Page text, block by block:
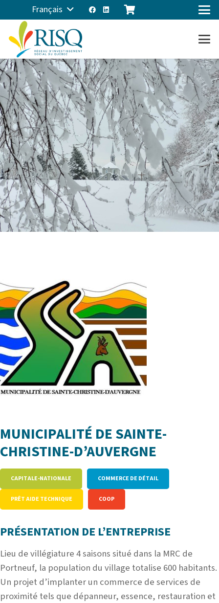
Français
MUNICIPALITÉ DE SAINTE-
CHRISTINE-D’AUVERGNE
CAPITALE-NATIONALE COMMERCE DE DÉTAIL
PRÊT AIDE TECHNIQUE COOP
PRÉSENTATION DE L’ENTREPRISE
Lieu de villégiature 4 saisons situé dans la MRC de
Portneuf, la population du village totalise 600 habitants.
Un projet d’implanter un commerce de services de
proximité tels que dépanneur, essence, restauration et